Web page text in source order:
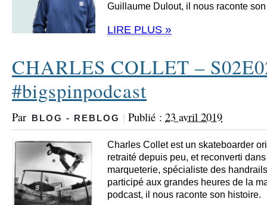
Guillaume Dulout, il nous raconte
LIRE PLUS »
CHARLES COLLET –
#bigspinpodcast
Par BLOG - REBLOG | Publié : 23 avril 2019
Charles Collet est un skateboarder
retraité depuis peu, et reconverti
marqueterie, spécialiste des
participé aux grandes heures de la
podcast, il nous raconte son histoire.